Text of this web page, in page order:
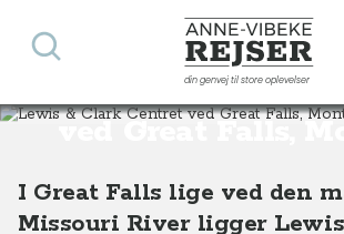
Anne-Vibeke Rejser
din genvej til store oplevelser
Søg
Lewis & Clark
ved Great Falls,
Destinationer Nordamerika USA Lewis & Clark Centret ved Great Falls, Montana, USA
I Great Falls lige ved den
Missouri River ligger